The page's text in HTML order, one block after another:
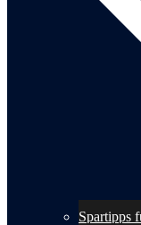
Spartipps